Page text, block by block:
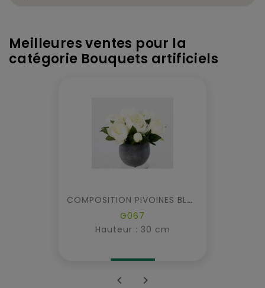
Meilleures ventes pour la
catégorie Bouquets artificiels
COMPOSITION PIVOINES BLANCHES
G067
Hauteur : 30 cm
 